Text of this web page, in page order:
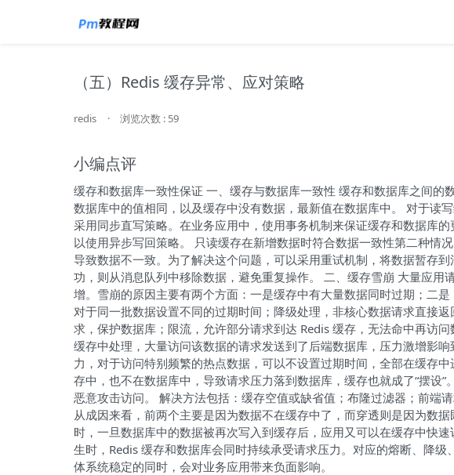
（五）Redis 缓存异常、应对策略
redis · 浏览次数 : 59
小编点评
缓存和数据库一致性保证 一、缓存与数据库一致性 缓存和数据库之间
数据库中的值相同，以及缓存中没有数据，最新值在数据库中。 对于读
采用同步直写策略。在业务应用中，使用事务机制来保证缓存和数据库
以使用异步写回策略。 只读缓存在新增数据时符合数据一致性第二种情
导致数据不一致。为了解决这个问题，可以采用重试机制，将数据暂存
功，则从消息队列中移除数据，避免重复操作。 二、缓存雪崩 大量应用
增。雪崩的原因主要有两个方面：一是缓存中有大量数据同时过期；二
对于同一批数据设置不同的过期时间；降级处理，非核心数据请求直接
求，保护数据库；限流，允许部分请求到达 Redis 缓存，无法命中再访
缓存中处理，大量访问该数据的请求发送到了后端数据库，压力激增影
力，对于访问特别频繁的热点数据，可以不设置过期时间，全部在缓存
存中，也不在数据库中，导致请求压力落到数据库，缓存也就成了“摆设
恶意攻击访问。 解决方法包括：缓存空值或缺省值；布隆过滤器；前端
从成因来看，前两个主要是因为数据不在缓存中了，而穿透则是因为数
时，一旦数据库中的数据被再次写入到缓存后，应用又可以在缓存中快
生时，Redis 缓存和数据库会同时持续承受请求压力。对应的熔断、降
体系统稳定的同时，会对业务应用带来负面影响。